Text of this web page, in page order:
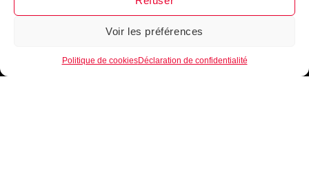
Voir les préférences
Politique de cookiesDéclaration de confidentialité